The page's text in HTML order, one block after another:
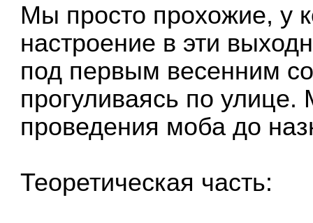
Мы просто прохожие, у
настроение в эти
под первым весенним
прогуливаясь по
проведения моба до
Теоретическая часть: